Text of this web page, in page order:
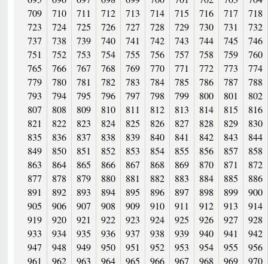
709
710 711 712 713 714 715 716 717
718
723
724 725 726 727 728 729 730 731
732
737
738 739 740 741 742 743 744 745
746
751
752 753 754 755 756 757 758 759
760
765
766 767 768 769 770 771 772 773
774
779
780 781 782 783 784 785 786 787
788
793
794 795 796 797 798 799 800 801
802
807
808 809 810 811 812 813 814 815
816
821
822 823 824 825 826 827 828 829
830
835
836 837 838 839 840 841 842 843
844
849
850 851 852 853 854 855 856 857
858
863
864 865 866 867 868 869 870 871
872
877
878 879 880 881 882 883 884 885
886
891
892 893 894 895 896 897 898 899
900
905
906 907 908 909 910 911 912 913
914
919
920 921 922 923 924 925 926 927
928
933
934 935 936 937 938 939 940 941
942
947
948 949 950 951 952 953 954 955
956
961
962 963 964 965 966 967 968 969
970